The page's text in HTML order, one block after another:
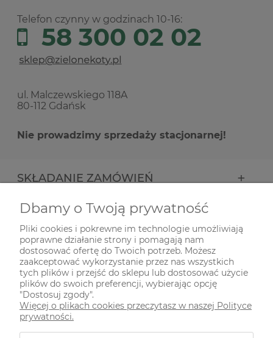
Telefon czynny w godzinach 10-16:
58 300 02 02
ul. Malczewskiego 118A
80-112 Gdańsk
Nie prowadzimy sprzedaży stacjonarnej!
SKŁADANIE ZAMÓWIEŃ
INFORMACJE
ODWIEDŹ NAS NA
Dbamy o Twoją prywatność
Pliki cookies i pokrewne im technologie umożliwiają
poprawne działanie strony i pomagają nam
dostosować ofertę do Twoich potrzeb. Możesz
zaakceptować wykorzystanie przez nas wszystkich
tych plików i przejść do sklepu lub dostosować użycie
plików do swoich preferencji, wybierając opcję
"Dostosuj zgody".
Więcej o plikach cookies przeczytasz w naszej Polityce
prywatności.